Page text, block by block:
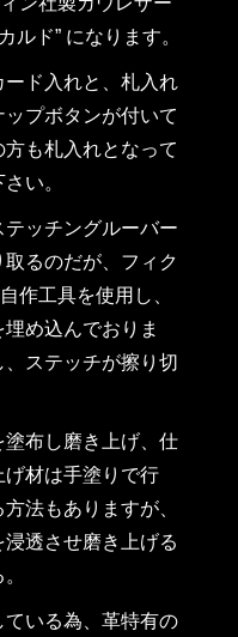
ルド” になります。
ド入れと、札入れ
プボタンが付いて
も札入れとなって
い。
ッチングルーバー
るのだが、フィク
作工具を使用し、
め込んでおりま
ステッチが擦り切
布し磨き上げ、仕
げ材は手塗りで行
法もありますが、
透させ磨き上げる
いる為、革特有の